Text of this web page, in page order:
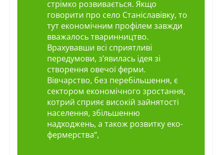
стрімко розвивається. Якщо
говорити про село Станіславівку, то
тут економічним профілем завжди
вважалось тваринництво.
Врахувавши всі сприятливі
передумови, з’явилась ідея зі
створення овечої ферми.
Вівчарство, без перебільшення, є
сектором економічного зростання,
котрий сприяє високій зайнятості
населення, збільшенню
надходжень, а також розвитку еко-
фермерства“,